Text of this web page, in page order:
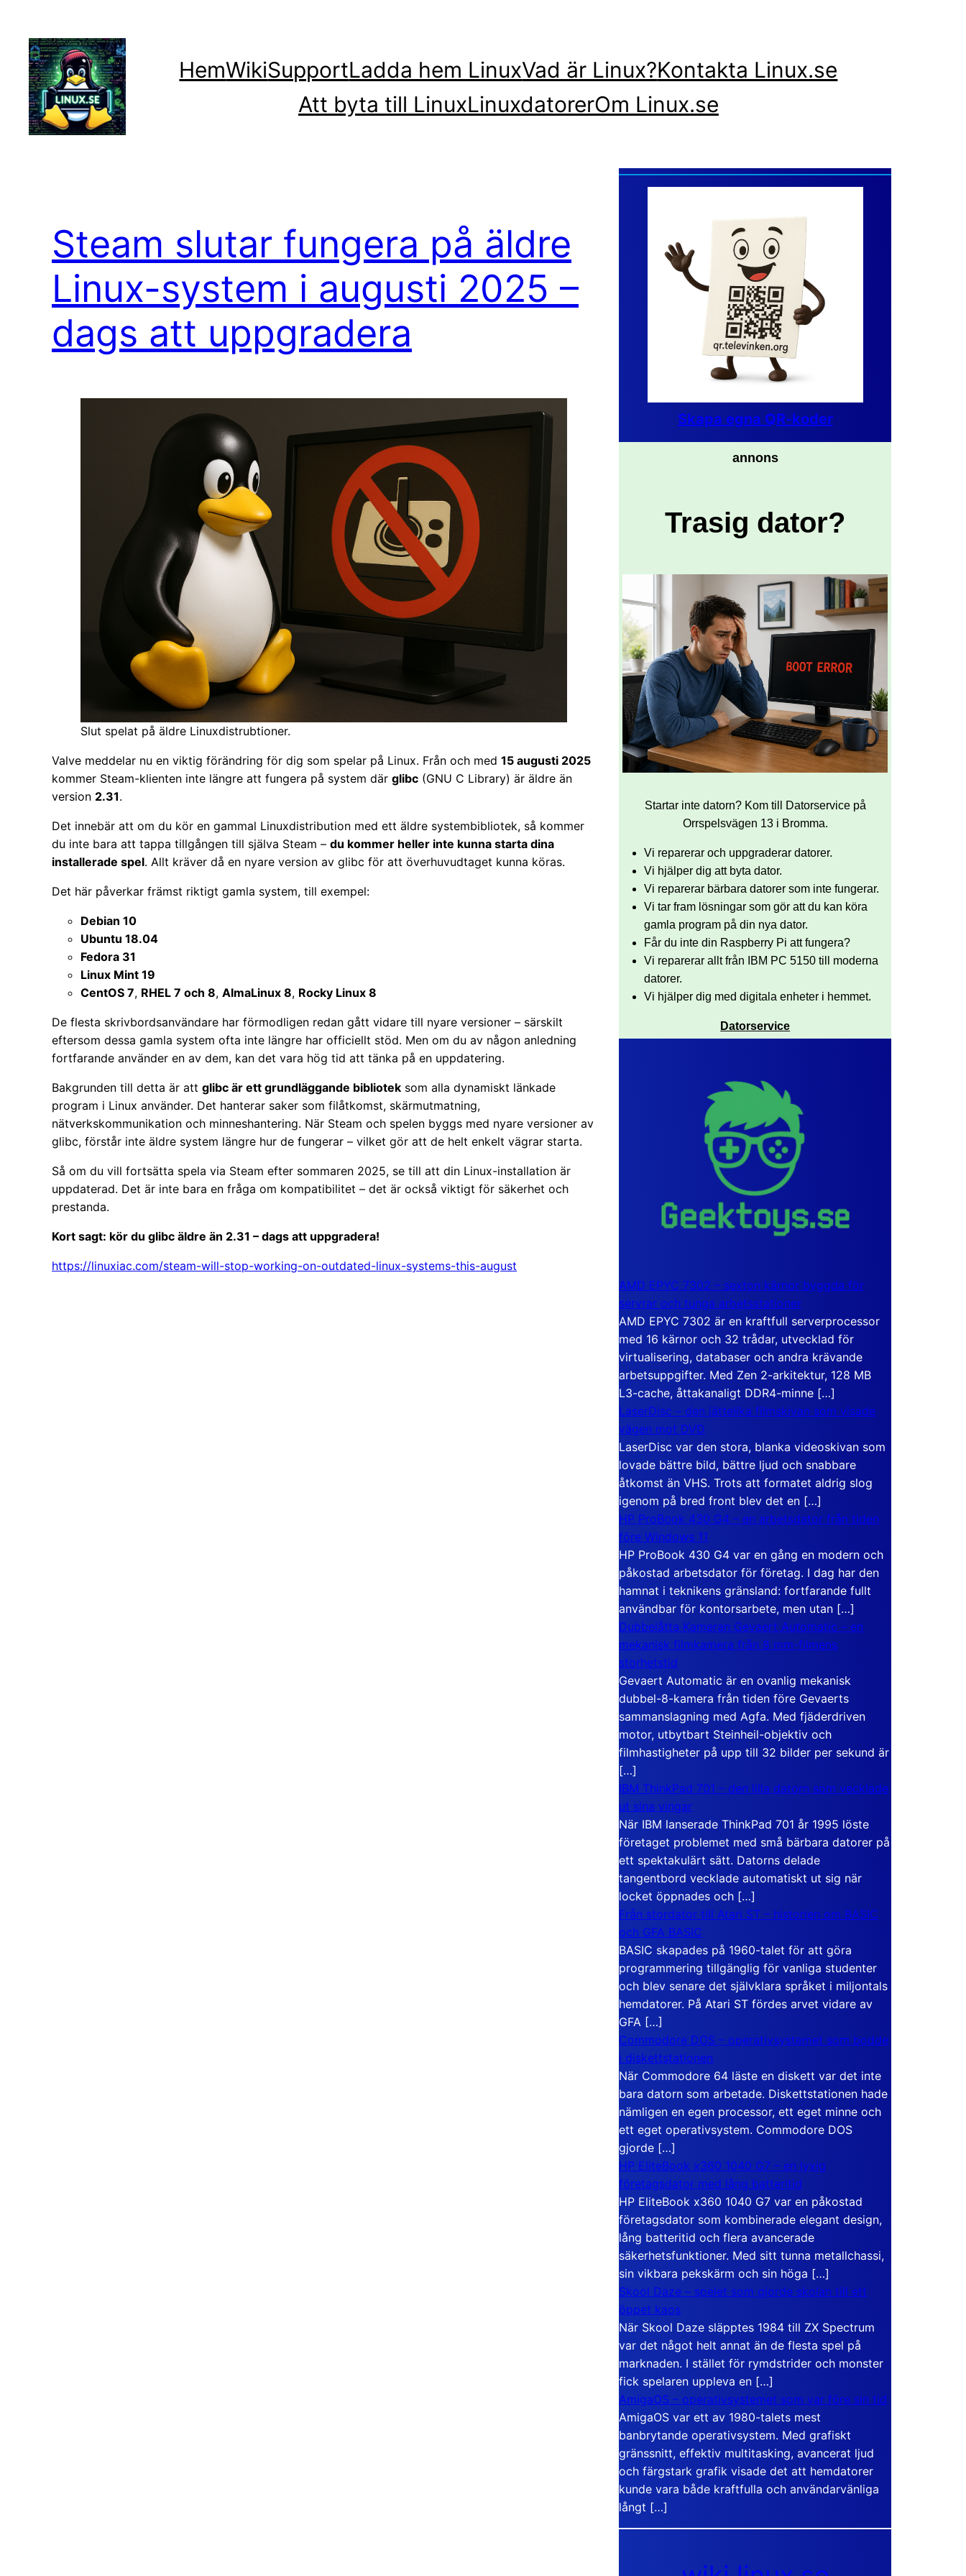
innehåll
HemWikiSupportLadda hem LinuxVad är Linux?Kontakta Linux.se
Att byta till LinuxLinuxdatorerOm Linux.se
Steam slutar fungera på äldre
Linux-system i augusti 2025 –
dags att uppgradera
Slut spelat på äldre Linuxdistrubtioner.
Valve meddelar nu en viktig förändring för dig som spelar på Linux. Från och med 15 augusti 2025
kommer Steam-klienten inte längre att fungera på system där glibc (GNU C Library) är äldre än
version 2.31.
Det innebär att om du kör en gammal Linuxdistribution med ett äldre systembibliotek, så kommer
du inte bara att tappa tillgången till själva Steam – du kommer heller inte kunna starta dina
installerade spel. Allt kräver då en nyare version av glibc för att överhuvudtaget kunna köras.
Det här påverkar främst riktigt gamla system, till exempel:
Debian 10
Ubuntu 18.04
Fedora 31
Linux Mint 19
CentOS 7, RHEL 7 och 8, AlmaLinux 8, Rocky Linux 8
De flesta skrivbordsanvändare har förmodligen redan gått vidare till nyare versioner – särskilt
eftersom dessa gamla system ofta inte längre har officiellt stöd. Men om du av någon anledning
fortfarande använder en av dem, kan det vara hög tid att tänka på en uppdatering.
Bakgrunden till detta är att glibc är ett grundläggande bibliotek som alla dynamiskt länkade
program i Linux använder. Det hanterar saker som filåtkomst, skärmutmatning,
nätverkskommunikation och minneshantering. När Steam och spelen byggs med nyare versioner av
glibc, förstår inte äldre system längre hur de fungerar – vilket gör att de helt enkelt vägrar starta.
Så om du vill fortsätta spela via Steam efter sommaren 2025, se till att din Linux-installation är
uppdaterad. Det är inte bara en fråga om kompatibilitet – det är också viktigt för säkerhet och
prestanda.
Kort sagt: kör du glibc äldre än 2.31 – dags att uppgradera!
https://linuxiac.com/steam-will-stop-working-on-outdated-linux-systems-this-august
Skapa egna QR-koder
annons
Trasig dator?
Startar inte datorn? Kom till Datorservice på
Orrspelsvägen 13 i Bromma.
Vi reparerar och uppgraderar datorer.
Vi hjälper dig att byta dator.
Vi reparerar bärbara datorer som inte fungerar.
Vi tar fram lösningar som gör att du kan köra
gamla program på din nya dator.
Får du inte din Raspberry Pi att fungera?
Vi reparerar allt från IBM PC 5150 till moderna
datorer.
Vi hjälper dig med digitala enheter i hemmet.
Datorservice
AMD EPYC 7302 – sexton kärnor byggda för
servrar och tunga arbetsstationer
AMD EPYC 7302 är en kraftfull serverprocessor
med 16 kärnor och 32 trådar, utvecklad för
virtualisering, databaser och andra krävande
arbetsuppgifter. Med Zen 2-arkitektur, 128 MB
L3-cache, åttakanaligt DDR4-minne […]
LaserDisc – den jättelika filmskivan som visade
vägen mot DVD
LaserDisc var den stora, blanka videoskivan som
lovade bättre bild, bättre ljud och snabbare
åtkomst än VHS. Trots att formatet aldrig slog
igenom på bred front blev det en […]
HP ProBook 430 G4 – en arbetsdator från tiden
före Windows 11
HP ProBook 430 G4 var en gång en modern och
påkostad arbetsdator för företag. I dag har den
hamnat i teknikens gränsland: fortfarande fullt
användbar för kontorsarbete, men utan […]
Dubbelåtta Kameran Gevaert Automatic – en
mekanisk filmkamera från 8 mm-filmens
storhetstid
Gevaert Automatic är en ovanlig mekanisk
dubbel-8-kamera från tiden före Gevaerts
sammanslagning med Agfa. Med fjäderdriven
motor, utbytbart Steinheil-objektiv och
filmhastigheter på upp till 32 bilder per sekund är
[…]
IBM ThinkPad 701 – den lilla datorn som vecklade
ut sina vingar
När IBM lanserade ThinkPad 701 år 1995 löste
företaget problemet med små bärbara datorer på
ett spektakulärt sätt. Datorns delade
tangentbord vecklade automatiskt ut sig när
locket öppnades och […]
Från stordator till Atari ST – historien om BASIC
och GFA BASIC
BASIC skapades på 1960-talet för att göra
programmering tillgänglig för vanliga studenter
och blev senare det självklara språket i miljontals
hemdatorer. På Atari ST fördes arvet vidare av
GFA […]
Commodore DOS – operativsystemet som bodde
i diskettstationen
När Commodore 64 läste en diskett var det inte
bara datorn som arbetade. Diskettstationen hade
nämligen en egen processor, ett eget minne och
ett eget operativsystem. Commodore DOS
gjorde […]
HP EliteBook x360 1040 G7 – en lyxig
företagsdator med lång batteritid
HP EliteBook x360 1040 G7 var en påkostad
företagsdator som kombinerade elegant design,
lång batteritid och flera avancerade
säkerhetsfunktioner. Med sitt tunna metallchassi,
sin vikbara pekskärm och sin höga […]
Skool Daze – spelet som gjorde skolan till ett
öppet kaos
När Skool Daze släpptes 1984 till ZX Spectrum
var det något helt annat än de flesta spel på
marknaden. I stället för rymdstrider och monster
fick spelaren uppleva en […]
AmigaOS – operativsystemet som var före sin tid
AmigaOS var ett av 1980-talets mest
banbrytande operativsystem. Med grafiskt
gränssnitt, effektiv multitasking, avancerat ljud
och färgstark grafik visade det att hemdatorer
kunde vara både kraftfulla och användarvänliga
långt […]